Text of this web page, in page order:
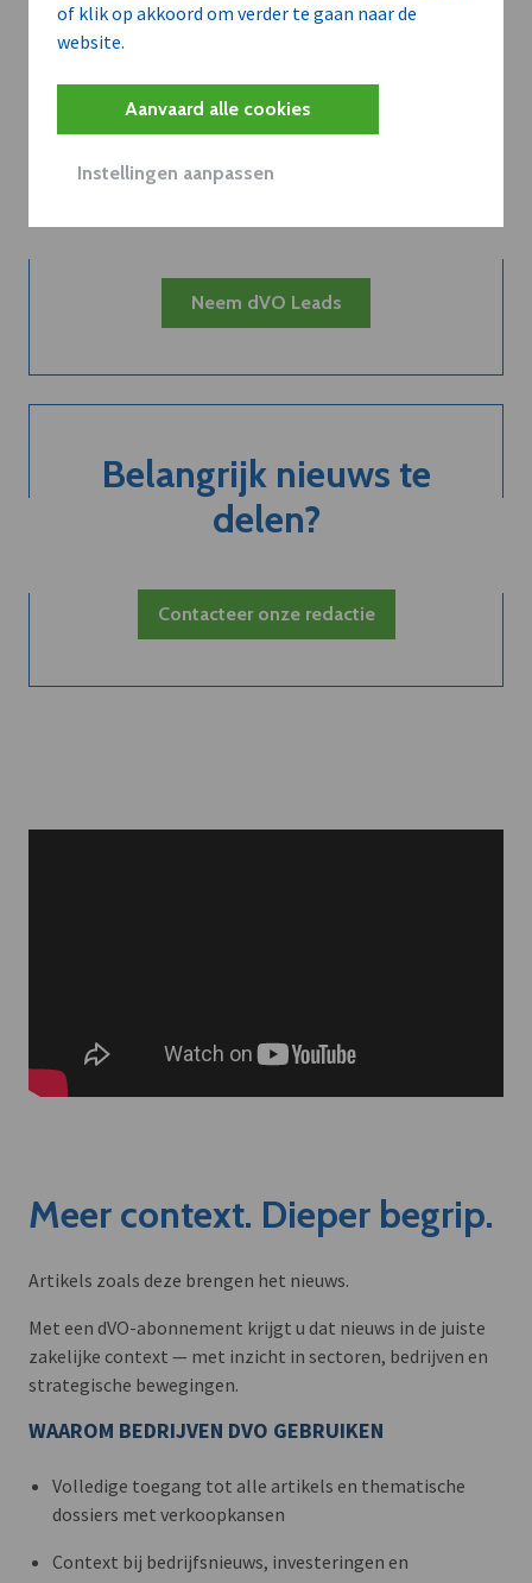
of klik op akkoord om verder te gaan naar de
website.
Aanvaard alle cookies
Instellingen aanpassen
Kort de voordelen
van een
Neem dVO Leads
Belangrijk nieuws te
delen?
Contacteer onze redactie
Meer context. Dieper begrip.
Artikels zoals deze brengen het nieuws.
Met een dVO-abonnement krijgt u dat nieuws in de juiste
zakelijke context — met inzicht in sectoren, bedrijven en
strategische bewegingen.
WAAROM BEDRIJVEN DVO GEBRUIKEN
Volledige toegang tot alle artikels en thematische
dossiers met verkoopkansen
Context bij bedrijfsnieuws, investeringen en